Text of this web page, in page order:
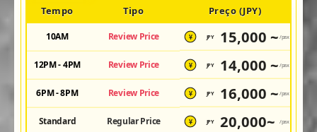
Tempo Tipo Preço (JPY)
10AM Review Price ¥ JPY 15,000 ~ /pax
12PM - 4PM Review Price ¥ JPY 14,000 ~ /pax
6PM - 8PM Review Price ¥ JPY 16,000 ~ /pax
Standard Regular Price ¥ JPY 20,000~ /pax